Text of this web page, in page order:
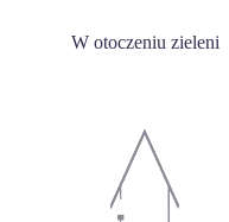
W otoczeniu zieleni